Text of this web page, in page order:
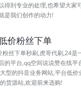
得到专业的处理,也希望大家
是我们创作的动力!
价粉丝下单
粉丝下单秒刷,虎哥代刷,24是
的平台,qq空间说说赞在线平
型的抖音业务网站,平台低价
货源站,欢迎前来选购!